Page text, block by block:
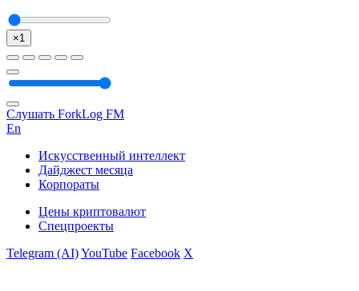
×1
Слушать ForkLog FM
En
Искусственный интеллект
Дайджест месяца
Корпораты
Цены криптовалют
Спецпроекты
Telegram (AI)YouTube Facebook X